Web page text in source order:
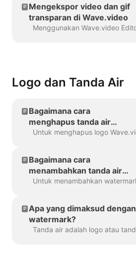
Mengekspor video dan gif
transparan di Wave.video
Logo dan Tanda Air
Bagaimana cara
menghapus tanda air
Wave.video?
Bagaimana cara
menambahkan tanda air
saya sendiri ke video saya?
Apa yang dimaksud dengan
watermark?